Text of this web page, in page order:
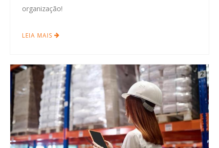
organização!
LEIA MAIS